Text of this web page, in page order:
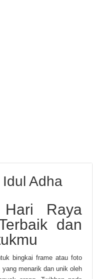
Adha
Raya
dan
bingkai frame atau foto
menarik dan unik oleh